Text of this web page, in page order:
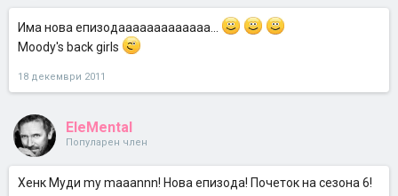
Има нова епизодааааааааааааа...
Moody's back girls
18 декември 2011
EleMental
Популарен член
Хенк Муди my maaannn! Нова епизода! Почеток на сезона 6!